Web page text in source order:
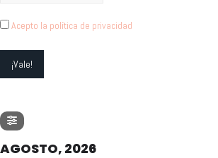
Acepto la política de privacidad
AGOSTO, 2026